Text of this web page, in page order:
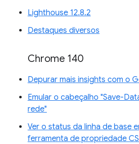
Lighthouse 12.8.2
Destaques diversos
Chrome 140
Depurar mais insights com o
Emular o cabeçalho "Save-
rede"
Ver o status da linha de base
ferramenta de propriedade